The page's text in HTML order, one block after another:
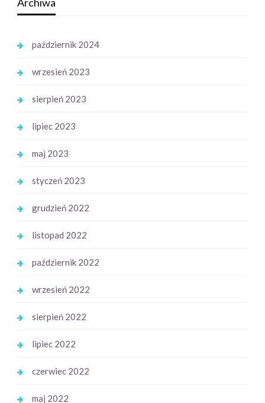
październik 2024
wrzesień 2023
sierpień 2023
lipiec 2023
maj 2023
styczeń 2023
grudzień 2022
listopad 2022
październik 2022
wrzesień 2022
sierpień 2022
lipiec 2022
czerwiec 2022
maj 2022